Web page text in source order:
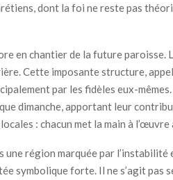
dont la foi ne reste pas
en chantier de la future paroisse.
Cette imposante structure,
par les fidèles eux-
dimanche, apportant leur
: chacun met la main à l’œuvre
région marquée par l’instabilité
symbolique forte. Il ne s’agit pas